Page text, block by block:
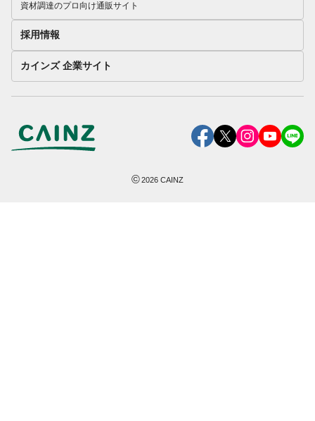
資材調達のプロ向け通販サイト
採用情報
カインズ 企業サイト
©2026 CAINZ